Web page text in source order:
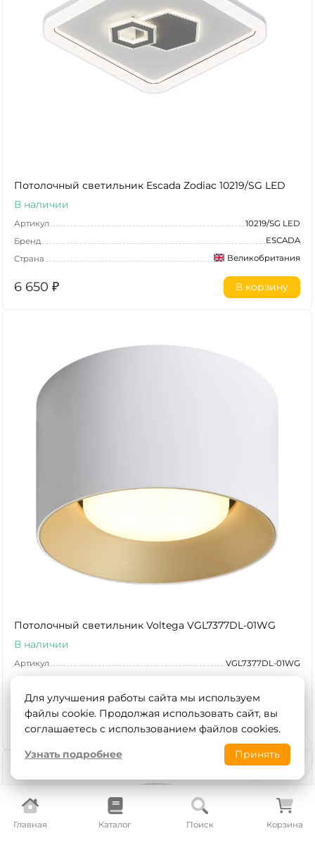
Главная Каталог Поиск Корзина
Потолочный светильник Escada Zodiac 10219/SG LED
В наличии
Артикул
10219/SG LED
Бренд
ESCADA
Страна
Великобритания
6 650 ₽ В корзину
Потолочный светильник Voltega VGL7377DL-01WG
В наличии
Артикул
VGL7377DL-01WG
Страна
1 380 ₽ В корзину
Для улучшения работы сайта мы используем
файлы cookie. Продолжая использовать сайт, вы
соглашаетесь с использованием файлов cookies.
Узнать подробнее
Принять